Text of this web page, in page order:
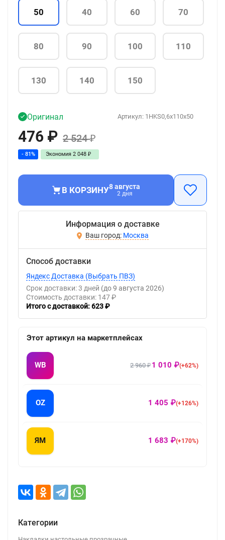
50 40 60 70
80 90 100 110
130 140 150
Артикул: 1HKS0,6x110x50
Оригинал
476 ₽ 2 524₽
- 81% Экономия 2 048 ₽
В КОРЗИНУ8 августа
2 дня
Информация о доставке
Москва
Способ доставки
Яндекс Доставка (Выбрать ПВЗ)
Срок доставки: 3 дней (до 9 августа 2026)
Стоимость доставки: 147 ₽
Итого с доставкой: 623 ₽
Этот артикул на маркетплейсах
WB 2 960 ₽ 1 010 ₽(+62%)
OZ 1 405 ₽(+126%)
ЯМ 1 683 ₽(+170%)
Категории